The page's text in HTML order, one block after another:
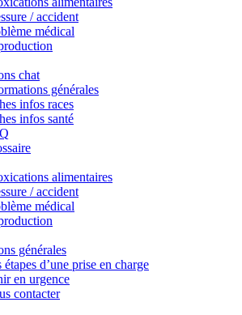
/ accident
médical
chat
générales
infos races
infos santé
alimentaires
/ accident
médical
générales
étapes d’une prise en charge
en urgence
contacter